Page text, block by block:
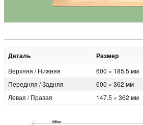
Деталь Размер
Верхняя / Нижняя 600 × 185.5 мм
Передняя / Задняя
600 × 362 мм
Левая / Правая
147.5 × 362 мм
600мм